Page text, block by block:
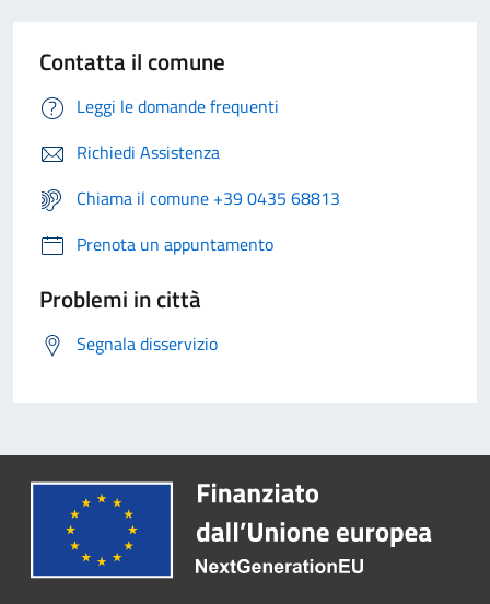
Contatta il comune
Leggi le domande frequenti
Richiedi Assistenza
Chiama il comune +39 0435 68813
Prenota un appuntamento
Problemi in città
Segnala disservizio